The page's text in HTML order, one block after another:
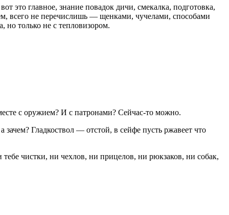
это главное, знание повадок дичи, смекалка, подготовка,
всего не перечислишь — щенками, чучелами, способами
но только не с тепловизором.
с оружием? И с патронами? Сейчас-то можно.
Гладкоствол — отстой, в сейфе пусть ржавеет что
чистки, ни чехлов, ни прицелов, ни рюкзаков, ни собак,